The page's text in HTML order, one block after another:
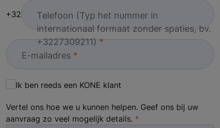
Telefoon (Typ het nummer in
internationaal formaat zonder spaties, bv.
+3227309211)
+32
E-mailadres
Ik ben reeds een KONE klant
Vertel ons hoe we u kunnen helpen. Geef ons bij uw
aanvraag zo veel mogelijk details.